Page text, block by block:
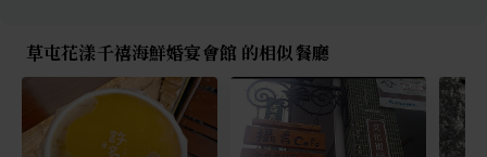
草屯花漾千禧海鮮婚宴會館 的相似餐廳